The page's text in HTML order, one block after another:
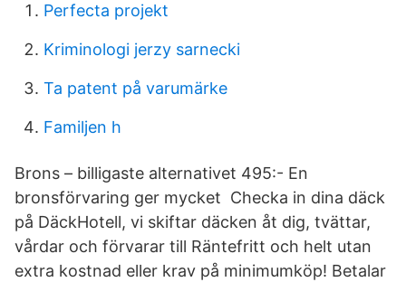
Perfecta projekt
Kriminologi jerzy sarnecki
Ta patent på varumärke
Familjen h
Brons – billigaste alternativet 495:- En
bronsförvaring ger mycket Checka in dina däck
på DäckHotell, vi skiftar däcken åt dig, tvättar,
vårdar och förvarar till Räntefritt och helt utan
extra kostnad eller krav på minimumköp! Betalar